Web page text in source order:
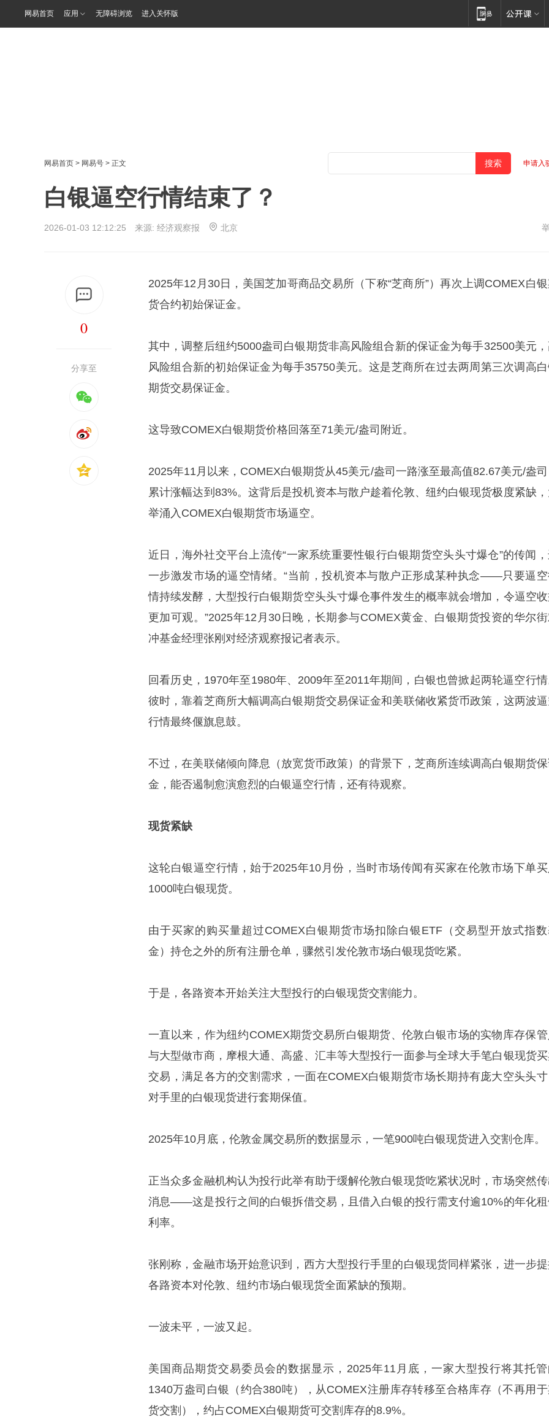
网易首页 应用 无障碍浏览 进入关怀版
网易首页 > 网易号 > 正文 申请入
白银逼空行情结束了？
2026-01-03 12:12:25 来源: 经济观察报 北京
0
分享至
2025年12月30日，美国芝加哥商品交易所（下称“芝商所”）再次上调COMEX白银
货合约初始保证金。
其中，调整后纽约5000盎司白银期货非高风险组合新的保证金为每手32500美元
风险组合新的初始保证金为每手35750美元。这是芝商所在过去两周第三次调高白
期货交易保证金。
这导致COMEX白银期货价格回落至71美元/盎司附近。
2025年11月以来，COMEX白银期货从45美元/盎司一路涨至最高值82.67美元/盎司
累计涨幅达到83%。这背后是投机资本与散户趁着伦敦、纽约白银现货极度紧缺
举涌入COMEX白银期货市场逼空。
近日，海外社交平台上流传“一家系统重要性银行白银期货空头头寸爆仓”的传闻
一步激发市场的逼空情绪。“当前，投机资本与散户正形成某种执念——只要逼
情持续发酵，大型投行白银期货空头头寸爆仓事件发生的概率就会增加，令逼空
更加可观。”2025年12月30日晚，长期参与COMEX黄金、白银期货投资的华尔
冲基金经理张刚对经济观察报记者表示。
回看历史，1970年至1980年、2009年至2011年期间，白银也曾掀起两轮逼空行情
彼时，靠着芝商所大幅调高白银期货交易保证金和美联储收紧货币政策，这两波
行情最终偃旗息鼓。
不过，在美联储倾向降息（放宽货币政策）的背景下，芝商所连续调高白银期货
金，能否遏制愈演愈烈的白银逼空行情，还有待观察。
现货紧缺
这轮白银逼空行情，始于2025年10月份，当时市场传闻有买家在伦敦市场下单买
1000吨白银现货。
由于买家的购买量超过COMEX白银期货市场扣除白银ETF（交易型开放式指数
金）持仓之外的所有注册仓单，骤然引发伦敦市场白银现货吃紧。
于是，各路资本开始关注大型投行的白银现货交割能力。
一直以来，作为纽约COMEX期货交易所白银期货、伦敦白银市场的实物库存保管
与大型做市商，摩根大通、高盛、汇丰等大型投行一面参与全球大手笔白银现货
交易，满足各方的交割需求，一面在COMEX白银期货市场长期持有庞大空头头寸
对手里的白银现货进行套期保值。
2025年10月底，伦敦金属交易所的数据显示，一笔900吨白银现货进入交割仓库。
正当众多金融机构认为投行此举有助于缓解伦敦白银现货吃紧状况时，市场突然传
消息——这是投行之间的白银拆借交易，且借入白银的投行需支付逾10%的年化
利率。
张刚称，金融市场开始意识到，西方大型投行手里的白银现货同样紧张，进一步
各路资本对伦敦、纽约市场白银现货全面紧缺的预期。
一波未平，一波又起。
美国商品期货交易委员会的数据显示，2025年11月底，一家大型投行将其托管
1340万盎司白银（约合380吨），从COMEX注册库存转移至合格库存（不再用于
货交割），约占COMEX白银期货可交割库存的8.9%。